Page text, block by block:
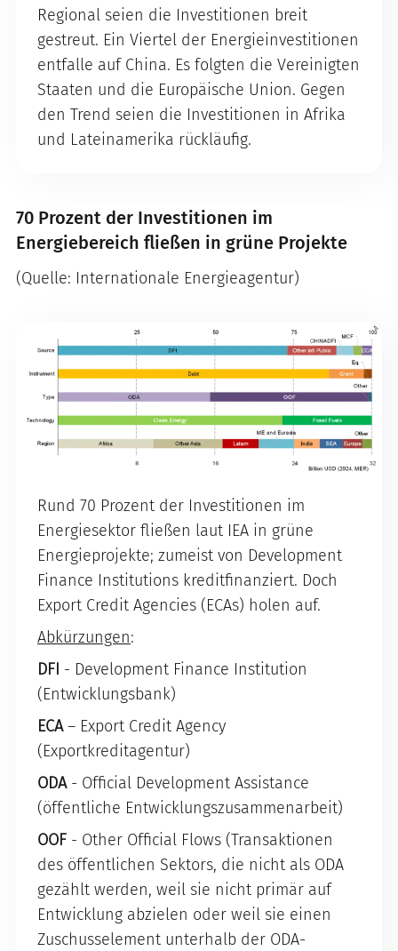
Regional seien die Investitionen breit
gestreut. Ein Viertel der Energieinvestitionen
entfalle auf China. Es folgten die Vereinigten
Staaten und die Europäische Union. Gegen
den Trend seien die Investitionen in Afrika
und Lateinamerika rückläufig.
70 Prozent der Investitionen im
Energiebereich fließen in grüne Projekte
(Quelle: Internationale Energieagentur)
Rund 70 Prozent der Investitionen im
Energiesektor fließen laut IEA in grüne
Energieprojekte; zumeist von Development
Finance Institutions kreditfinanziert. Doch
Export Credit Agencies (ECAs) holen auf.
Abkürzungen:
DFI - Development Finance Institution
(Entwicklungsbank)
ECA– Export Credit Agency
(Exportkreditagentur)
ODA- Official Development Assistance
(öffentliche Entwicklungszusammenarbeit)
OOF - Other Official Flows (Transaktionen
des öffentlichen Sektors, die nicht als ODA
gezählt werden, weil sie nicht primär auf
Entwicklung abzielen oder weil sie einen
Zuschusselement unterhalb der ODA-